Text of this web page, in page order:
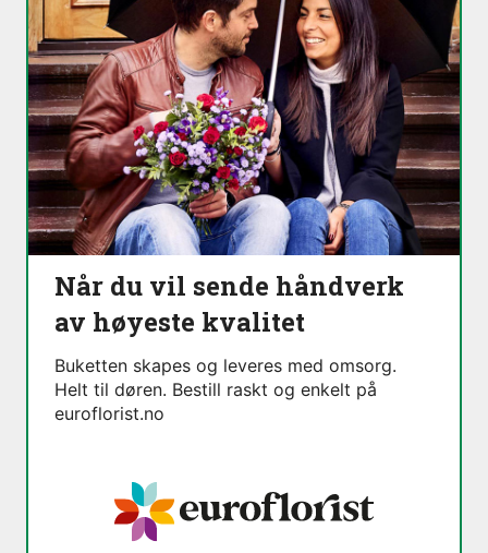
Når du vil sende håndverk
av høyeste kvalitet
Buketten skapes og leveres med omsorg.
Helt til døren. Bestill raskt og enkelt på
euroflorist.no